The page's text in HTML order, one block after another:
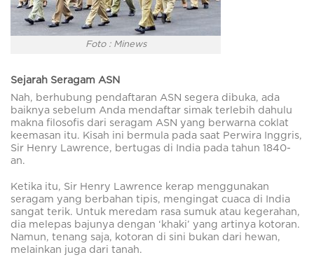
Foto : Minews
Sejarah Seragam ASN
Nah, berhubung pendaftaran ASN segera dibuka, ada
baiknya sebelum Anda mendaftar simak terlebih dahulu
makna filosofis dari seragam ASN yang berwarna coklat
keemasan itu. Kisah ini bermula pada saat Perwira Inggris,
Sir Henry Lawrence, bertugas di India pada tahun 1840-
an.
Ketika itu, Sir Henry Lawrence kerap menggunakan
seragam yang berbahan tipis, mengingat cuaca di India
sangat terik. Untuk meredam rasa sumuk atau kegerahan,
dia melepas bajunya dengan ‘khaki’ yang artinya kotoran.
Namun, tenang saja, kotoran di sini bukan dari hewan,
melainkan juga dari tanah.